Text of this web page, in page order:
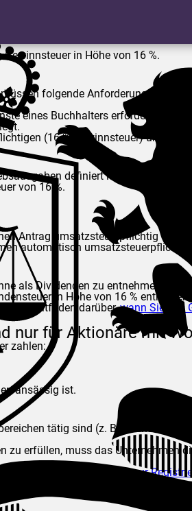
in Höhe von 16 %.
folgende Anforderungen
eines Buchhalters erforderlich.
(16 % Gewinnsteuer) und
definiert ist.
von 16 %.
Antrag umsatzsteuerpflichtig werden.
automatisch
als Dividenden zu entnehmen.
in Höhe von 16 % entrichten.
Leitfaden darüber,wann Sie das
nur für Aktionäre mit
zahlen:
ansässig ist.
tätig sind (z. B. Öl und Gas,
erfüllen, muss das Unternehmen
vollständigen Leitfaden zur